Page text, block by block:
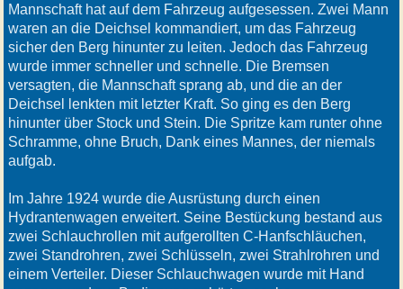
Mannschaft hat auf dem Fahrzeug aufgesessen. Zwei Mann
waren an die Deichsel kommandiert, um das Fahrzeug
sicher den Berg hinunter zu leiten. Jedoch das Fahrzeug
wurde immer schneller und schnelle. Die Bremsen
versagten, die Mannschaft sprang ab, und die an der
Deichsel lenkten mit letzter Kraft. So ging es den Berg
hinunter über Stock und Stein. Die Spritze kam runter ohne
Schramme, ohne Bruch, Dank eines Mannes, der niemals
aufgab.
Im Jahre 1924 wurde die Ausrüstung durch einen
Hydrantenwagen erweitert. Seine Bestückung bestand aus
zwei Schlauchrollen mit aufgerollten C-Hanfschläuchen,
zwei Standrohren, zwei Schlüsseln, zwei Strahlrohren und
einem Verteiler. Dieser Schlauchwagen wurde mit Hand